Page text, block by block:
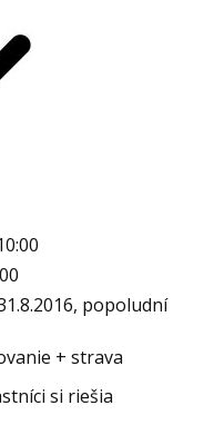
popoludní
+ strava
si riešia